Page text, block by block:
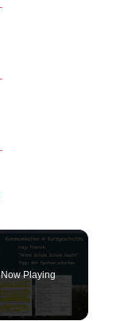
Now Playing